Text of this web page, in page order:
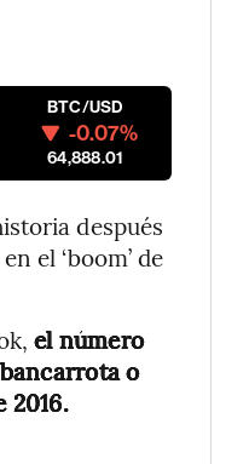
BTC/USD
-0.07%
64,888.01
después
el ‘boom’ de
el número
o
2016.